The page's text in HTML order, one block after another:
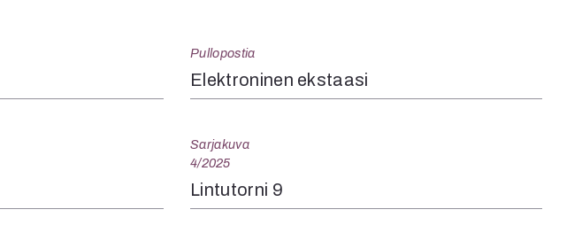
Pullopostia
Elektroninen ekstaasi
Sarjakuva
4/2025
Lintutorni 9